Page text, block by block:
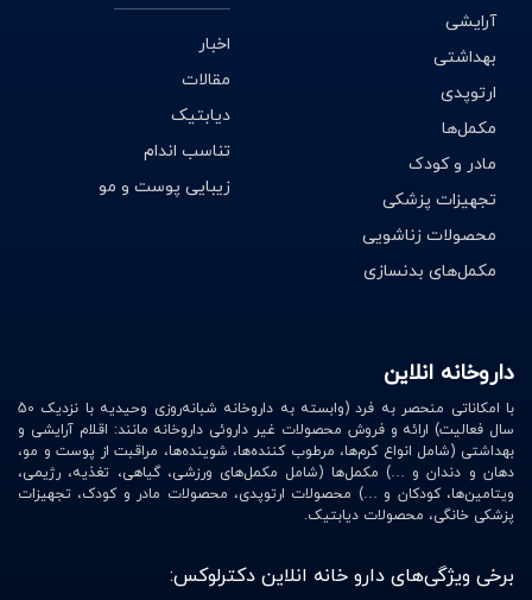
آرایشی
بهداشتی
ارتوپدی
مکمل‌ها
مادر و کودک
تجهیزات پزشکی
محصولات زناشویی
مکمل‌های بدنسازی
اخبار
مقالات
دیابتیک
تناسب اندام
زیبایی پوست و مو
داروخانه انلاین
با امکاناتی منحصر به فرد (وابسته به داروخانه شبانه‌روزی وحیدیه با نزدیک 50
سال فعالیت) ارائه و فروش محصولات غیر داروئی داروخانه مانند: اقلام آرایشی و
بهداشتی (شامل انواع کرم‌ها، مرطوب کننده‌ها، شوینده‌ها، مراقبت از پوست و مو،
دهان و دندان و …) مکمل‌ها (شامل مکمل‌های ورزشی، گیاهی، تغذیه، رژیمی،
ویتامین‌ها، کودکان و …) محصولات ارتوپدی، محصولات مادر و کودک، تجهیزات
پزشکی خانگی، محصولات دیابتیک.
برخی ویژگی‌های دارو خانه انلاین دکترلوکس: